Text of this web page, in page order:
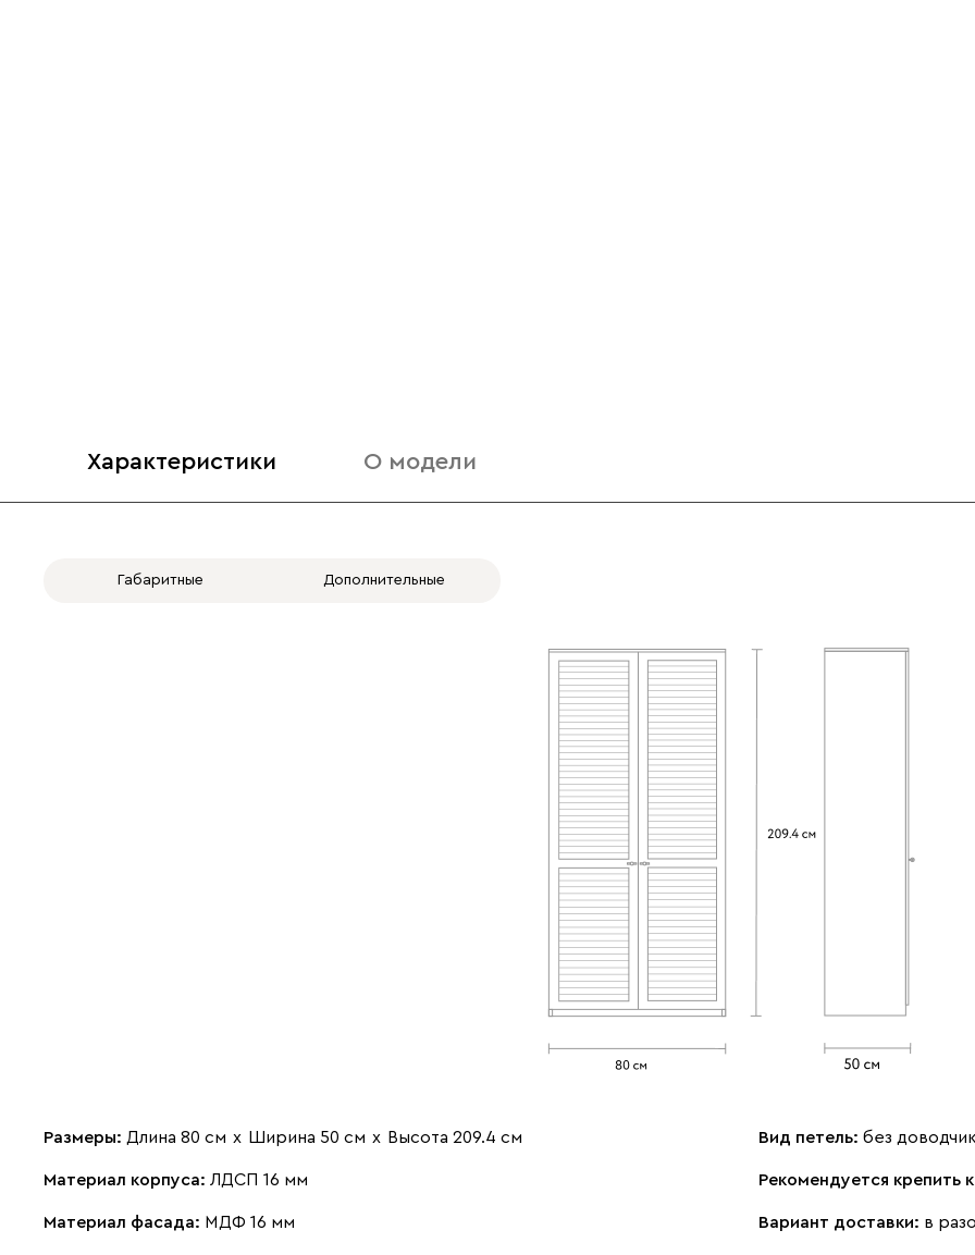
Характеристики О модели
Габаритные Дополнительные
Размеры: Длина 80 см х Ширина 50 см х Высота 209.4 см
Материал корпуса: ЛДСП 16 мм
Материал фасада: МДФ 16 мм
Вид петель: без
Рекомендуется крепить
Вариант доставки: в